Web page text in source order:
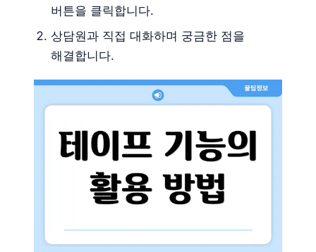
버튼을 클릭합니다.
상담원과 직접 대화하며 궁금한 점을
해결합니다.